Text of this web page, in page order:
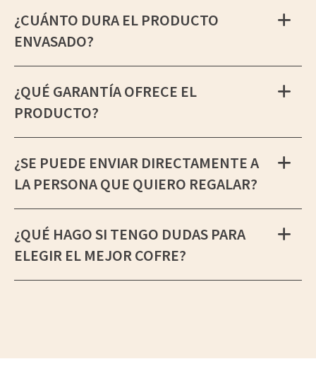
¿CUÁNTO DURA EL PRODUCTO
ENVASADO?
¿QUÉ GARANTÍA OFRECE EL
PRODUCTO?
¿SE PUEDE ENVIAR DIRECTAMENTE A
LA PERSONA QUE QUIERO REGALAR?
¿QUÉ HAGO SI TENGO DUDAS PARA
ELEGIR EL MEJOR COFRE?